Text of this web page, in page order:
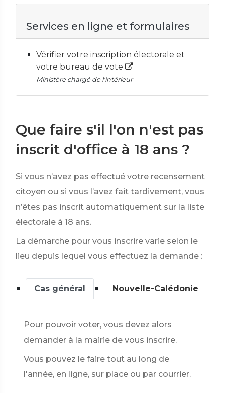
Services en ligne et formulaires
Vérifier votre inscription électorale et
votre bureau de vote
Ministère chargé de l'intérieur
Que faire s'il l'on n'est pas
inscrit d'office à 18 ans ?
Si vous n’avez pas effectué votre recensement
citoyen ou si vous l’avez fait tardivement, vous
n’êtes pas inscrit automatiquement sur la liste
électorale à 18 ans.
La démarche pour vous inscrire varie selon le
lieu depuis lequel vous effectuez la demande :
Cas général Nouvelle-Calédonie
Pour pouvoir voter, vous devez alors
demander à la mairie de vous inscrire.
Vous pouvez le faire tout au long de
l'année, en ligne, sur place ou par courrier.